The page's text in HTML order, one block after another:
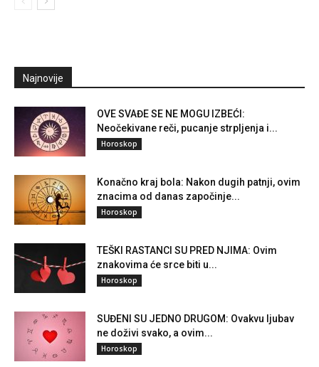
Najnovije
OVE SVAĐE SE NE MOGU IZBEĆI:
Neočekivane reči, pucanje strpljenja i...
Horoskop
Konačno kraj bola: Nakon dugih patnji, ovim
znacima od danas započinje...
Horoskop
TEŠKI RASTANCI SU PRED NJIMA: Ovim
znakovima će srce biti u...
Horoskop
SUĐENI SU JEDNO DRUGOM: Ovakvu ljubav
ne doživi svako, a ovim...
Horoskop